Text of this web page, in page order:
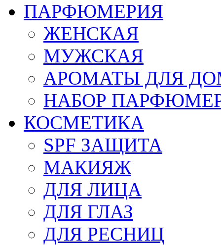
ПАРФЮМЕРИЯ
ЖЕНСКАЯ
МУЖСКАЯ
АРОМАТЫ ДЛЯ
НАБОР
КОСМЕТИКА
SPF ЗАЩИТА
МАКИЯЖ
ДЛЯ ЛИЦА
ДЛЯ ГЛАЗ
ДЛЯ РЕСНИЦ